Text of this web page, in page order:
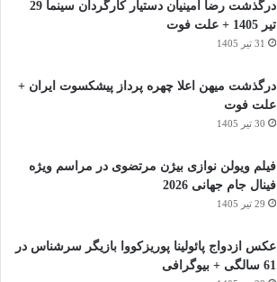
درگذشت رضا امینیان دستیار کارگردان سینما 29
تیر 1405 + علت فوت
31 تیر 1405
درگذشت میهن اعلا چهره پرداز پیشکسوت ایران +
علت فوت
30 تیر 1405
فیلم ویولن نوازی بیژن مرتضوی در مراسم ویژه
فینال جام جهانی 2026
29 تیر 1405
عکس ازدواج پائولینا پوریزکووا بازیگر سرشناس در
61 سالگی + بیوگرافی